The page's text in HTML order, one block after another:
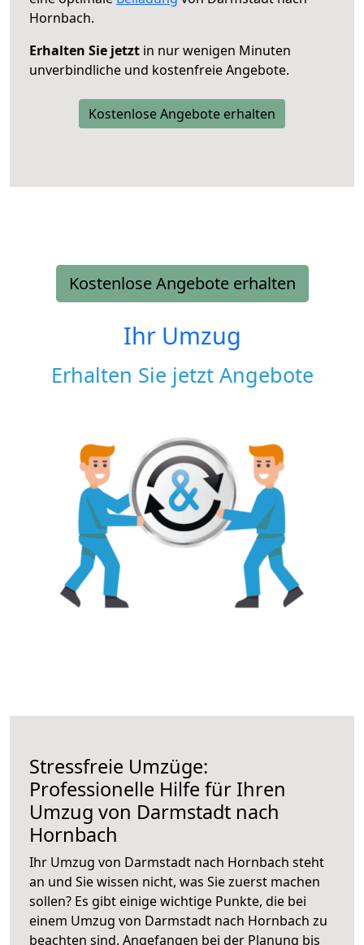
Hornbach.
Erhalten Sie jetzt in nur wenigen Minuten
unverbindliche und kostenfreie Angebote.
Kostenlose Angebote erhalten
Kostenlose Angebote erhalten
Ihr Umzug
Erhalten Sie jetzt Angebote
Stressfreie Umzüge:
Professionelle Hilfe für Ihren
Umzug von Darmstadt nach
Hornbach
Ihr Umzug von Darmstadt nach Hornbach steht
an und Sie wissen nicht, was Sie zuerst machen
sollen? Es gibt einige wichtige Punkte, die bei
einem Umzug von Darmstadt nach Hornbach zu
beachten sind. Angefangen bei der Planung bis